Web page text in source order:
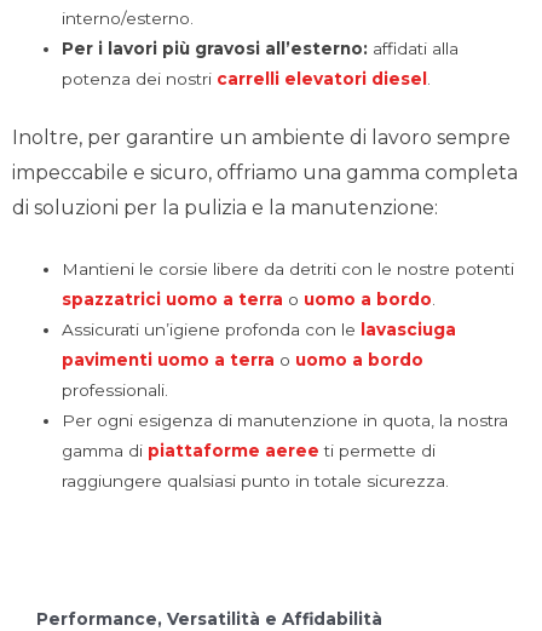
interno/esterno.
Per i lavori più gravosi all’esterno: affidati alla
potenza dei nostri carrelli elevatori diesel
Inoltre, per garantire un ambiente di lavoro sempre
impeccabile e sicuro, offriamo una gamma completa
di soluzioni per la pulizia e la manutenzione:
Mantieni le corsie libere da detriti con le nostre potenti
spazzatrici uomo a terra o uomo a bordo
Assicurati un’igiene profonda con le lavasciuga
pavimenti uomo a terra o uomo a bordo
professionali.
Per ogni esigenza di manutenzione in quota, la nostra
gamma di piattaforme aeree ti permette di
raggiungere qualsiasi punto in totale sicurezza.
Performance, Versatilità e Affidabilità